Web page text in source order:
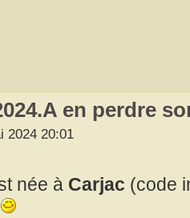
en perdre
2024 20:01
née à Carjac (code